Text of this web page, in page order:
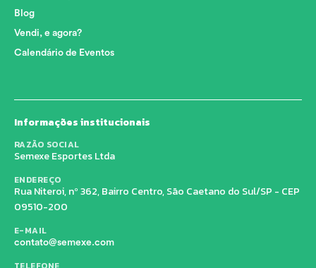
Blog
Vendi, e agora?
Calendário de Eventos
Informações institucionais
RAZÃO SOCIAL
Semexe Esportes Ltda
ENDEREÇO
Rua Niteroi, nº 362, Bairro Centro, São Caetano do Sul/SP - CEP
09510-200
E-MAIL
contato@semexe.com